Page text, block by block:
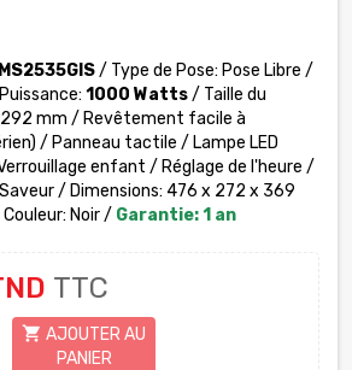
/ Type de Pose: Pose Libre /
1000 Watts/ Taille du
mm / Revêtement facile à
/ Panneau tactile / Lampe LED
enfant / Réglage de l'heure /
/ Dimensions: 476 x 272 x 369
Noir / Garantie: 1 an
TTC
shopping_cart AJOUTER AU
PANIER